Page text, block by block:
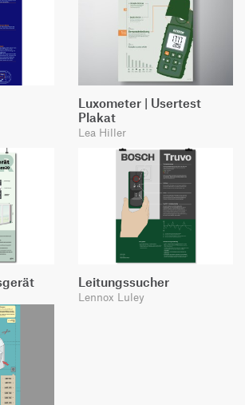
Luxometer | Usertest
Plakat
Lea Hiller
Leitungssucher
Lennox Luley